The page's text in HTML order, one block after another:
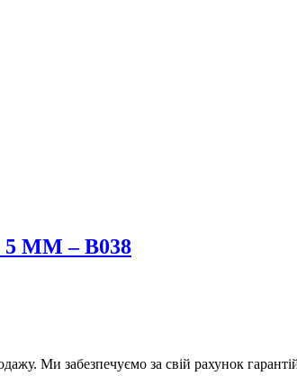
ММ – B038
Ми забезпечуємо за свій рахунок